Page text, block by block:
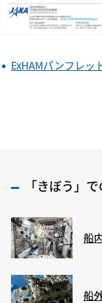
ExHAMパンフレッ
「きぼう」
船
船